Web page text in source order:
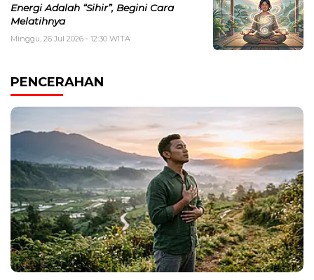
Energi Adalah “Sihir”, Begini Cara
Melatihnya
Minggu, 26 Jul 2026 - 12:30 WITA
PENCERAHAN